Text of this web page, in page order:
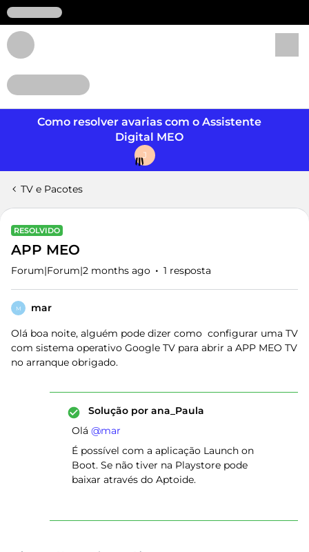
Como resolver avarias com o Assistente
Digital MEO
J
TV e Pacotes
RESOLVIDO
APP MEO
Forum|Forum|2 months ago 1 resposta
M mar
Olá boa noite, alguém pode dizer como configurar uma TV
com sistema operativo Google TV para abrir a APP MEO TV
no arranque obrigado.
Solução por ana_Paula
Olá ​ @mar
É possível com a aplicação Launch on
Boot. Se não tiver na Playstore pode
baixar através do Aptoide.